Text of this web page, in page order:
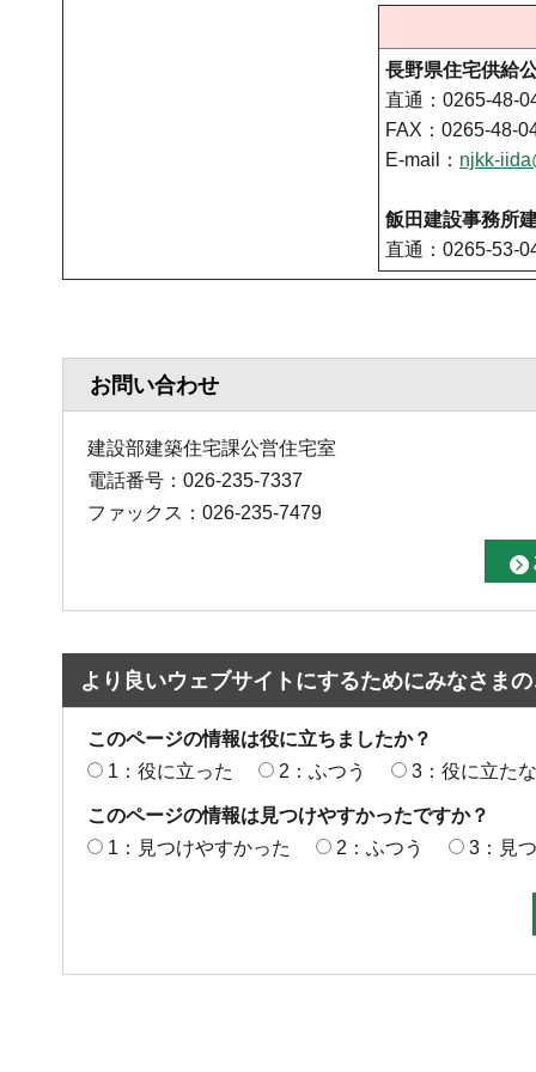
長野県住宅供給
直通：0265-48-
FAX：0265-48-
E-mail： njkk-
飯田建設事務所
直通：0265-53-
お問い合わせ
建設部建築住宅課公営住宅室
電話番号：026-235-7337
ファックス：026-235-7479
より良いウェブサイトにするためにみなさま
このページの情報は役に立ちましたか？
1：役に立った
2：ふつう 3：役に立た
このページの情報は見つけやすかったですか？
1：見つけやすかった
2：ふつう 3：見